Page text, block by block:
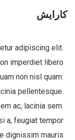
کارایش
adipiscing elit.
imperdiet libero
non nisl quam.
pellentesque.
ac, lacinia sem.
a, feugiat tempor
dignissim mauris